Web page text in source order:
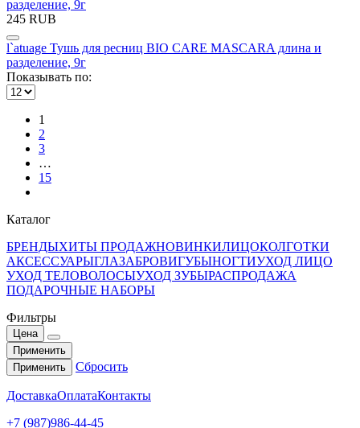
245 RUB
l`atuage Тушь для ресниц BIO CARE MASCARA длина и
разделение, 9г
Показывать по:
1
2
3
…
15
Каталог
БРЕНДЫХИТЫ ПРОДАЖНОВИНКИЛИЦОКОЛГОТКИ
АКСЕССУАРЫГЛАЗАБРОВИГУБЫНОГТИУХОД ЛИЦО
УХОД ТЕЛОВОЛОСЫУХОД ЗУБЫРАСПРОДАЖА
ПОДАРОЧНЫЕ НАБОРЫ
Фильтры
Цена
Применить
Применить
Сбросить
ДоставкаОплатаКонтакты
+7 (987)986-44-45